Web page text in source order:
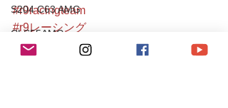
S204 C63 AMG
CLS55AMG
SL350
#r9racingteam
#r9レーシング
#996カレラ